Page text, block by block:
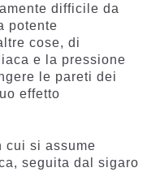
difficile da
potente
cose, di
e la pressione
le pareti dei
effetto
cui si assume
seguita dal sigaro